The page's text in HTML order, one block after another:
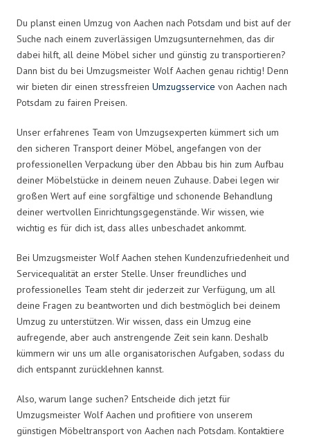
Du planst einen Umzug von Aachen nach Potsdam und bist auf der
Suche nach einem zuverlässigen Umzugsunternehmen, das dir
dabei hilft, all deine Möbel sicher und günstig zu transportieren?
Dann bist du bei Umzugsmeister Wolf Aachen genau richtig! Denn
wir bieten dir einen stressfreien Umzugsservice von Aachen nach
Potsdam zu fairen Preisen.
Unser erfahrenes Team von Umzugsexperten kümmert sich um
den sicheren Transport deiner Möbel, angefangen von der
professionellen Verpackung über den Abbau bis hin zum Aufbau
deiner Möbelstücke in deinem neuen Zuhause. Dabei legen wir
großen Wert auf eine sorgfältige und schonende Behandlung
deiner wertvollen Einrichtungsgegenstände. Wir wissen, wie
wichtig es für dich ist, dass alles unbeschadet ankommt.
Bei Umzugsmeister Wolf Aachen stehen Kundenzufriedenheit und
Servicequalität an erster Stelle. Unser freundliches und
professionelles Team steht dir jederzeit zur Verfügung, um all
deine Fragen zu beantworten und dich bestmöglich bei deinem
Umzug zu unterstützen. Wir wissen, dass ein Umzug eine
aufregende, aber auch anstrengende Zeit sein kann. Deshalb
kümmern wir uns um alle organisatorischen Aufgaben, sodass du
dich entspannt zurücklehnen kannst.
Also, warum lange suchen? Entscheide dich jetzt für
Umzugsmeister Wolf Aachen und profitiere von unserem
günstigen Möbeltransport von Aachen nach Potsdam. Kontaktiere